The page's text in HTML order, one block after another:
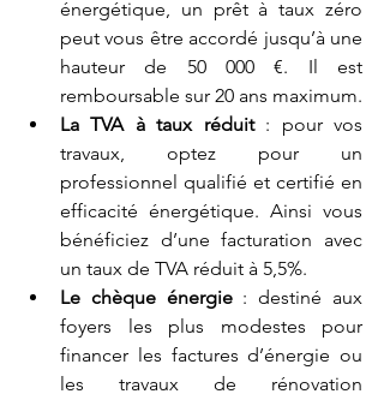
énergétique, un prêt à taux zéro
peut vous être accordé jusqu’à une
hauteur de 50 000 €. Il est
remboursable sur 20 ans maximum.
La TVA à taux réduit : pour vos
travaux, optez pour un
professionnel qualifié et certifié en
efficacité énergétique. Ainsi vous
bénéficiez d’une facturation avec
un taux de TVA réduit à 5,5%.
Le chèque énergie : destiné aux
foyers les plus modestes pour
financer les factures d’énergie ou
les travaux de rénovation